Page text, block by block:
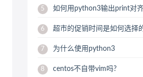
5 如何用python3输出print对
6 超市的促销时间是如何选择的？Python用数
7 为什么使用python3
8 centos不自带vim吗?